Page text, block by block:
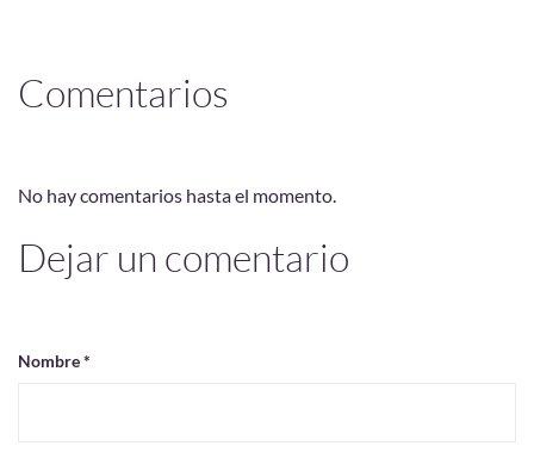
Comentarios
No hay comentarios hasta el momento.
Dejar un comentario
Nombre *